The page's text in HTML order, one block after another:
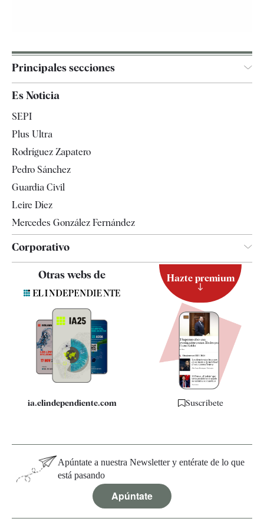
Principales secciones
Televisión
Es Noticia
SEPI
Plus Ultra
Rodríguez Zapatero
Pedro Sánchez
Guardia Civil
Leire Díez
Mercedes González Fernández
Corporativo
Quiénes somos
Especificaciones
Otras webs de
ia.elindependiente.com
Hazte premium
Suscríbete
Apúntate a nuestra Newsletter y entérate de lo que
está pasando
Apúntate